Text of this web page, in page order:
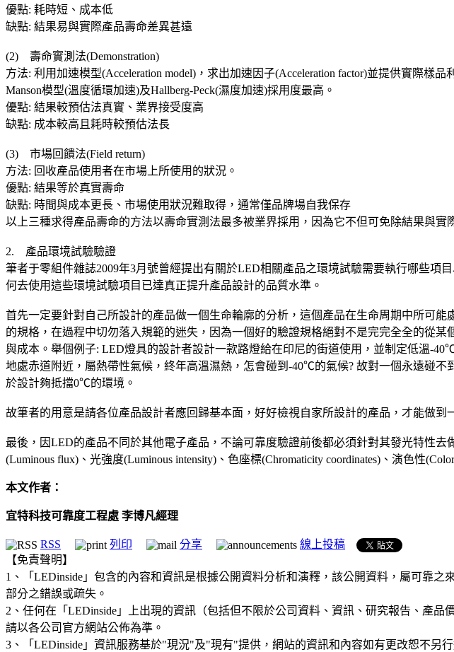
優點: 耗時短、成本低
缺點: 結果易與實際產品壽命差異甚遠
(2) 壽命實測法(Demonstration)
方法: 利用加速模型(Acceleration model)，求出加速因子(Acceleration factor)並提供實際
Manson模型(溫度循環加速)及Hallberg-Peck(濕度加速)採用度最高。
優點: 結果較預估法真實、業界接受度高
缺點: 成本較高且耗時較預估法長
(3) 市場回饋法(Field return)
方法: 回收產品使用者在市場上所使用的狀況。
優點: 結果等於真實壽命
缺點: 時間與成本更長、市場使用狀況難取得，通常僅品牌場自我保存
以上三種求得產品壽命的方法以壽命實測法最多被業界採用，因為它不但可免除結果與
2. 產品環境試驗驗證
筆者于零組件雜誌2009年3月號曾經提出有關於LED相關產品之環境試驗需要執行哪些
何去使用這些環境試驗項目已達真正提升產品設計的品質水準。
首先一定要針對自己所設計的產品做一個生命輪廓的分析，這個產品在生命周期中所可
的規格，在過程中切勿落入規範的迷失，因為一個好的驗證規格絕對不是完完全全的從
與成本。舉個例子: LED燈具的設計者設計一款路燈給在印尼的街道使用，並制定低溫-
地處赤道附近，屬熱帶性氣候，終年高溫濕熱，怎會碰到-40℃的氣候? 故對一個永遠碰
於設計夠抵擋0℃的環境。
故筆者的用意是請各位產品設計者應回歸基本面，好好檢視自家所設計的產品，才能做到
最後，因LED的產品不同於其他電子產品，不論可靠度驗證前後都必須針對其發光特性
(Luminous flux)、光強度(Luminous intensity)、色座標(Chromaticity coordinates)、演色性
本文作者：
宜特科技可靠度工程處 李博凡經理
RSS 列印 分享
線上投稿
【免責聲明】
1、「LEDinside」包含的內容和資訊是根據公開資料分析和演釋，該公開資料，屬可靠
部分之錯誤或疏失。
2、任何在「LEDinside」上出現的資訊（包括但不限於公司資料、資訊、研究報告、產
請以各公司官方網站公佈為準。
3、「LEDinside」資訊服務基於"現況"及"現有"提供，網站的資訊和內容如有更改恕不另行